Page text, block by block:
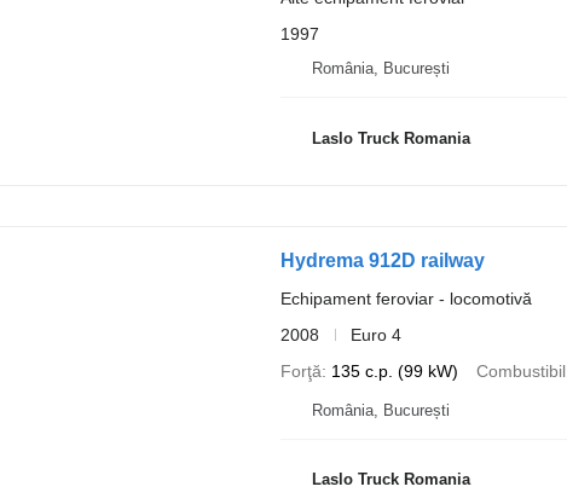
1997
România, București
Laslo Truck Romania
Hydrema 912D railway
Echipament feroviar - locomotivă
2008
Euro 4
Forţă
135 c.p. (99 kW) Combustibil
România, București
Laslo Truck Romania